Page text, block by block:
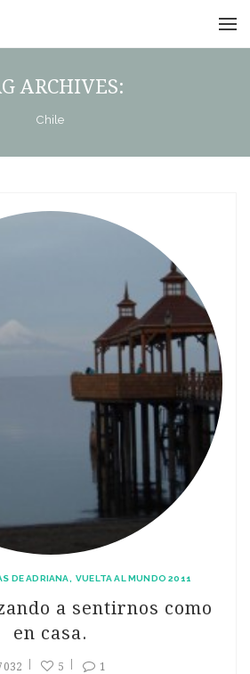
ARCHIVES:
Chile
DE ADRIANA VUELTA AL MUNDO 2011
a sentirnos como
en casa.
5 1